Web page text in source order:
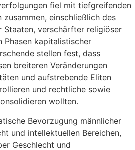
fiel mit tiefgreifenden
zusammen, einschließlich des
Staaten, verschärfter religiöser
Phasen kapitalistischer
stellen fest, dass
breiteren Veränderungen
und aufstrebende Eliten
und rechtliche sowie
wollten.
Bevorzugung männlicher
und intellektuellen Bereichen,
Geschlecht und